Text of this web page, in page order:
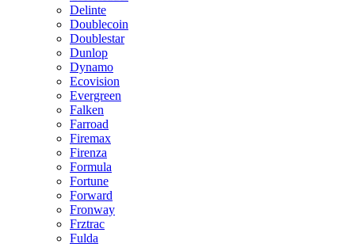
Delinte
Doublecoin
Doublestar
Dunlop
Dynamo
Ecovision
Evergreen
Falken
Farroad
Firemax
Firenza
Formula
Fortune
Forward
Fronway
Frztrac
Fulda